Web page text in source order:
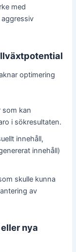
med
optimering
som kan
i sökresultaten.
innehåll,
innehåll)
skulle kunna
av
nya